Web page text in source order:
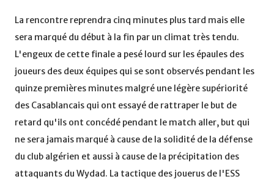
La rencontre reprendra cinq minutes plus tard mais elle
sera marqué du début à la fin par un climat très tendu.
L'engeux de cette finale a pesé lourd sur les épaules des
joueurs des deux équipes qui se sont observés pendant les
quinze premières minutes malgré une légère supériorité
des Casablancais qui ont essayé de rattraper le but de
retard qu'ils ont concédé pendant le match aller, but qui
ne sera jamais marqué à cause de la solidité de la défense
du club algérien et aussi à cause de la précipitation des
attaquants du Wydad. La tactique des jouerus de l'ESS